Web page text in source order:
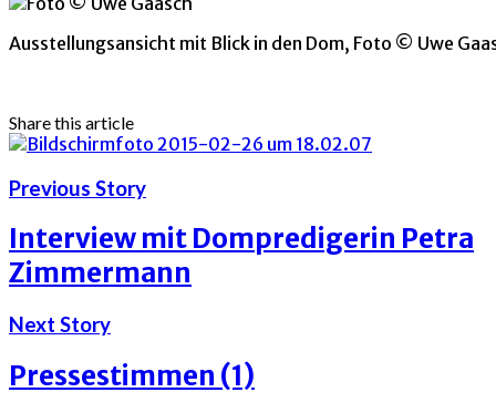
Ausstellungsansicht mit Blick in den Dom, Foto © Uwe
Share this article
Previous Story
Interview mit Dompredigerin Petra
Zimmermann
Next Story
Pressestimmen (1)